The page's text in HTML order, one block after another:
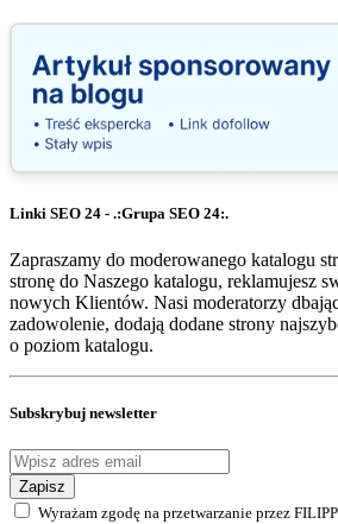
Linki SEO 24 - .:Grupa SEO 24:.
Zapraszamy do moderowanego katalogu
stronę do Naszego katalogu, reklamujesz
nowych Klientów. Nasi moderatorzy
zadowolenie, dodają dodane strony
o poziom katalogu.
Subskrybuj newsletter
Zapisz
Wyrażam zgodę na przetwarzanie przez